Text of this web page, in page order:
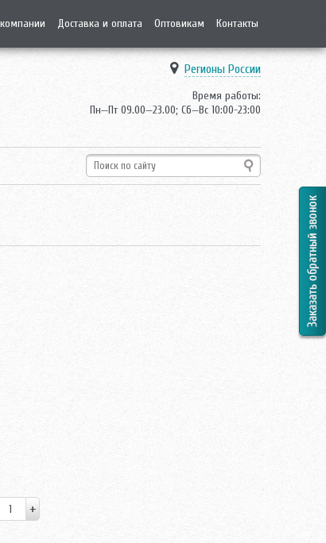
Доставка и оплата Оптовикам Контакты
Регионы России
Время работы:
Пн—Пт 09.00—23.00; Сб—Вс 10:00-23:00